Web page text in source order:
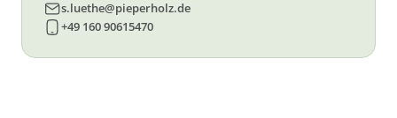
s.luethe@pieperholz.de
+49 160 90615470